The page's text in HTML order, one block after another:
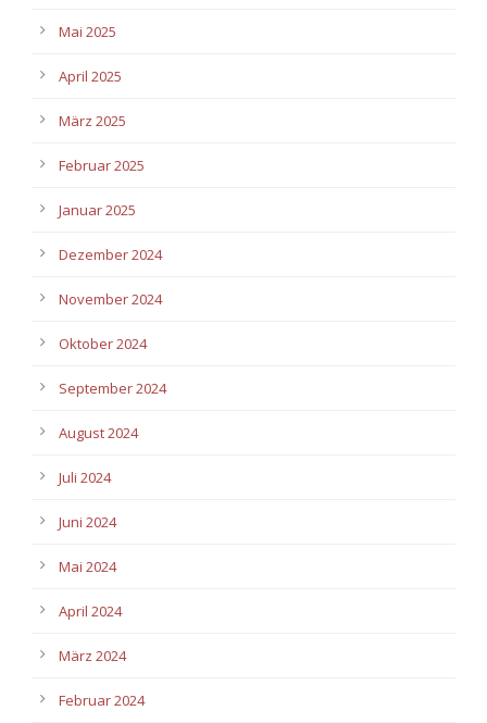
Mai 2025
April 2025
März 2025
Februar 2025
Januar 2025
Dezember 2024
November 2024
Oktober 2024
September 2024
August 2024
Juli 2024
Juni 2024
Mai 2024
April 2024
März 2024
Februar 2024